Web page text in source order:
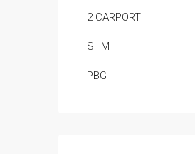
2 CARPORT
SHM
PBG